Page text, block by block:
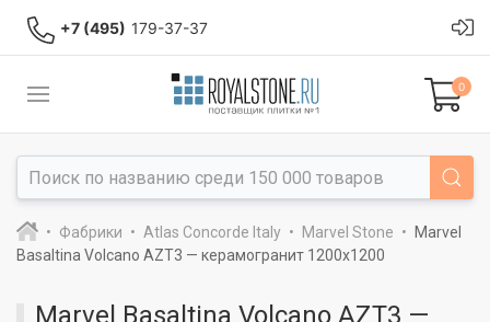
+7 (495) 179-37-37
0
Фабрики Atlas Concorde Italy Marvel Stone
Marvel
Basaltina Volcano AZT3 — керамогранит 1200x1200
Marvel Basaltina Volcano AZT3 —